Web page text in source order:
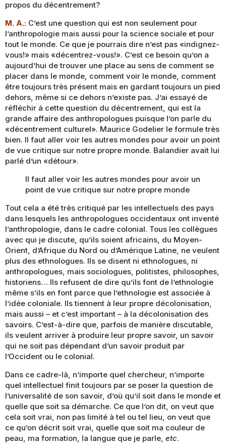
propos du décentrement?
M. A.: C’est une question qui est non seulement pour
l’anthropologie mais aussi pour la science sociale et pour
tout le monde. Ce que je pourrais dire n’est pas «indignez-
vous!» mais «décentrez-vous!». C’est ce besoin qu’on a
aujourd’hui de trouver une place au sens de comment se
placer dans le monde, comment voir le monde, comment
être toujours très présent mais en gardant toujours un pied
dehors, même si ce dehors n’existe pas. J’ai essayé de
réfléchir à cette question du décentrement, qui est la
grande affaire des anthropologues puisque l’on parle du
«décentrement culturel». Maurice Godelier le formule très
bien. Il faut aller voir les autres mondes pour avoir un point
de vue critique sur notre propre monde. Balandier avait lui
parlé d’un «détour».
Il faut aller voir les autres mondes pour avoir un
point de vue critique sur notre propre monde
Tout cela a été très critiqué par les intellectuels des pays
dans lesquels les anthropologues occidentaux ont inventé
l’anthropologie, dans le cadre colonial. Tous les collègues
avec qui je discute, qu’ils soient africains, du Moyen-
Orient, d’Afrique du Nord ou d’Amérique Latine, ne veulent
plus des ethnologues. Ils se disent ni ethnologues, ni
anthropologues, mais sociologues, politistes, philosophes,
historiens… Ils refusent de dire qu’ils font de l’ethnologie
même s’ils en font parce que l’ethnologie est associée à
l’idée coloniale. Ils tiennent à leur propre décolonisation,
mais aussi – et c’est important – à la décolonisation des
savoirs. C’est-à-dire que, parfois de manière discutable,
ils veulent arriver à produire leur propre savoir, un savoir
qui ne soit pas dépendant d’un savoir produit par
l’Occident ou le colonial.
Dans ce cadre-là, n’importe quel chercheur, n’importe
quel intellectuel finit toujours par se poser la question de
l’universalité de son savoir, d’où qu’il soit dans le monde et
quelle que soit sa démarche. Ce que l’on dit, on veut que
cela soit vrai, non pas limité à tel ou tel lieu, on veut que
ce qu’on décrit soit vrai, quelle que soit ma couleur de
peau, ma formation, la langue que je parle, etc.